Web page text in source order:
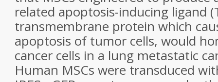
related apoptosis-inducing ligand
transmembrane protein which
apoptosis of tumor cells, would
cancer cells in a lung metastatic
Human MSCs were transduced